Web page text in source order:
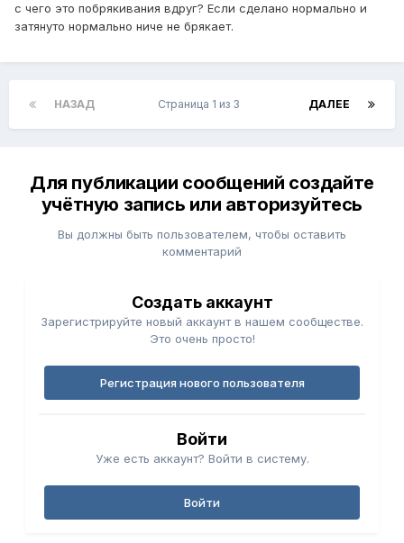
с чего это побрякивания вдруг? Если сделано нормально и
затянуто нормально ниче не брякает.
НАЗАД ДАЛЕЕ
Страница 1 из 3
Для публикации сообщений создайте
учётную запись или авторизуйтесь
Вы должны быть пользователем, чтобы оставить
комментарий
Создать аккаунт
Зарегистрируйте новый аккаунт в нашем сообществе.
Это очень просто!
Регистрация нового пользователя
Войти
Уже есть аккаунт? Войти в систему.
Войти